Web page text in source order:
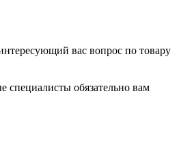
вас вопрос по товару
обязательно вам